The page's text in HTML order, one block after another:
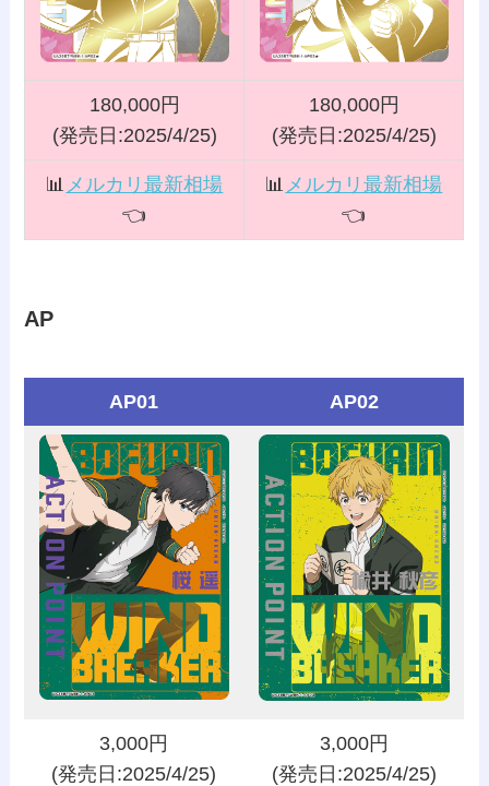
180,000円
(発売日:2025/4/25)
180,000円
(発売日:2025/4/25)
📊 メルカリ最新相場
👈️
📊 メルカリ最新相場
👈️
AP
AP01 AP02
3,000円
(発売日:2025/4/25)
3,000円
(発売日:2025/4/25)